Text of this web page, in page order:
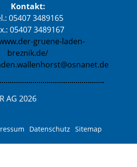
Kontakt:
05407 3489165
05407 3489167
gruene-laden-
breznik.de/
AG 2026
Datenschutz Sitemap